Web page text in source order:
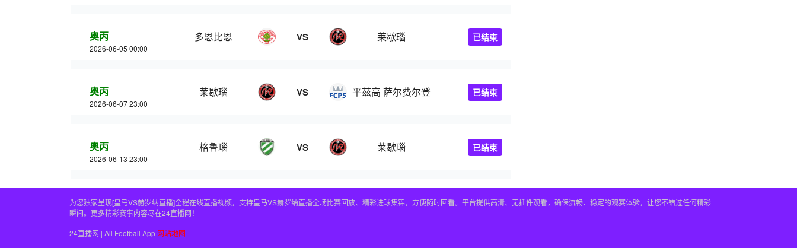
奥丙
2026-06-05 00:00
多恩比恩 VS 莱歇瑙 已结束
奥丙
2026-06-07 23:00
莱歇瑙 VS 平茲高 萨尔费尔登 已结束
奥丙
2026-06-13 23:00
格鲁瑙 VS 莱歇瑙 已结束
为您独家呈现[皇马VS赫罗纳直播]全程在线直播视频，支持皇马VS赫罗纳直播全场比赛回放、精彩进球集锦，方便随时回看。平台提供高清、无插件观看，确保流畅、稳定的观赛体验，让您不错过任何精彩
瞬间。更多精彩赛事内容尽在24直播网！
24直播网 | All Football App 网站地图